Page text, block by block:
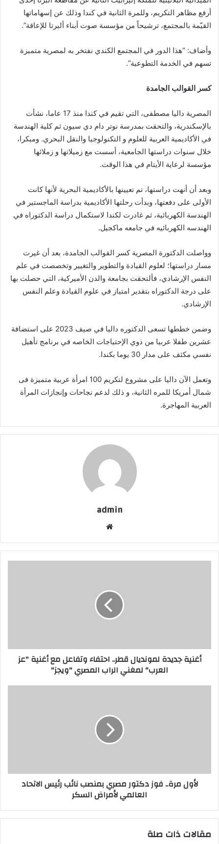
أرفع مظاهر التكريم، وللمرة الثانية في كندا وذلك عن إسهاماتها
القيّمة بالمجتمع، ترشيحاً من مؤسسة صوت أبناء ألبرتا للإعاقة”.
وأضاف: “هذا الدور في المجتمع الكندي نفتخر به لمصرية متميزة
تسهم في الخدمة التطوعية”.
كسر القوالب الجامدة
المصرية داليا مصطفى، التي تقيم في كندا منذ 17 عاما، نشأت
بالإسكندرية، والتحقت بمدرسة نوتر دام دي سيون ثم كلية الهندسة
في الأكاديمية العربية للعلوم و التكنولوجيا والنقل البحري. ومبكرا،
خلال سنوات دراستها الجامعية، أسست مع زميلاتها و زملائها
مؤسسة لرعاية الأيتام في هذا الوقت.
وبعد أن أنهت دراستها، تم تعيينها بالأكاديمية البحرية لأنها كانت
الأولى على دفعتها، وبدأت رحلتها الأكاديمية بدراسة الماجستير في
الهندسة الكهربائية، ثم غادرت لكندا لاستكمال دراسة الدكتوراه في
الهندسه الكهربائيه في جامعه ماكجيل.
وواصلت الدكتورة المصرية كسر القوالب الجامدة، بعد أن غيرت
مسار دراستها؛ لعلوم القيادة والتطوير والتغيير وتخصصت في علم
النفس الإرشادي، فألتحقت بجامعة والدن الأميركية، التي حصلت بها
على درجة الدكتوراه بتقدير امتياز في علوم القيادة وعلم النفس
الإرشادي.
وضمن خططها تسعى الدكتوره داليا في صيف 2023 على استضافة
عشرين طفلا عربيا من ذوي الإحتياجات الخاصه في برنامج تأهيل
نفسي مكثف على مدار 30 يوما بكندا.
وتعمل الآن داليا على مشروع لتكريم 100 امرأة عربية متميزة فى
شمال أمريكا للمره الثانية، و ذلك لدعم نجاحات وإنجازات المرأة
العربية المهاجرة.
admin
أغنية جديدة لمونديال قطر.. احتفاء وتفاعل مع أغنية "عز
العرب" لمغني الراب المصري "ويجز"
لأول مرة.. فوز دكتور مصري بمنصب نائب رئيس الاتحاد
العالمي لأمراض السكر
مقالات ذات صلة